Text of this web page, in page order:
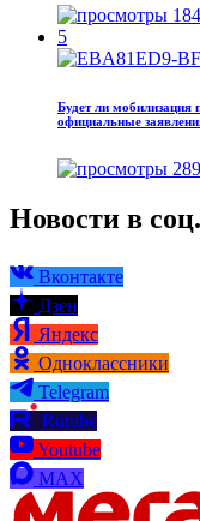
184
5
Будет ли мобилизация
официальные
Новости в
Вконтакте
Дзен
Яндекс
Одноклассники
Telegram
Rutube
Youtube
MAX